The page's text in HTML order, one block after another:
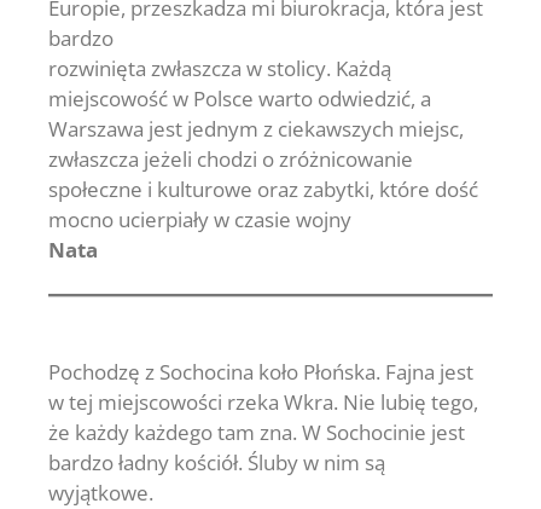
Europie, przeszkadza mi biurokracja, która jest
bardzo
rozwinięta zwłaszcza w stolicy. Każdą
miejscowość w Polsce warto odwiedzić, a
Warszawa jest jednym z ciekawszych miejsc,
zwłaszcza jeżeli chodzi o zróżnicowanie
społeczne i kulturowe oraz zabytki, które dość
mocno ucierpiały w czasie wojny
Nata
Pochodzę z Sochocina koło Płońska. Fajna jest
w tej miejscowości rzeka Wkra. Nie lubię tego,
że każdy każdego tam zna. W Sochocinie jest
bardzo ładny kościół. Śluby w nim są
wyjątkowe.